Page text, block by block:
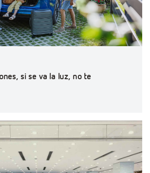
si se va la luz, no te